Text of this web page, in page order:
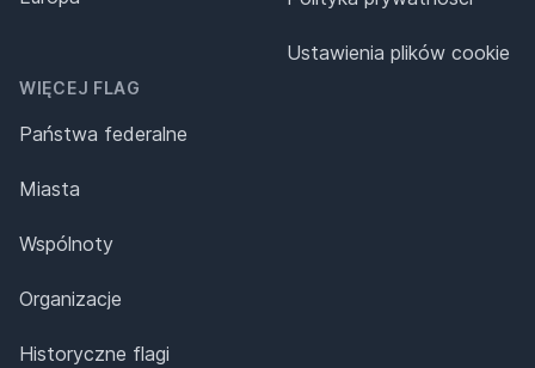
WIĘCEJ FLAG
Państwa federalne
Miasta
Wspólnoty
Organizacje
Historyczne flagi
Ustawienia plików cookie